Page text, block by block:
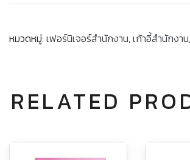
หมวดหมู่: เฟอร์นิเจอร์สำนักงาน,เก้าอี้สำนักงาน,
RELATED